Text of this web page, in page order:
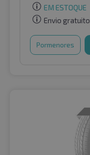
EM ESTOQUE
Envio gratuito
Pormenores